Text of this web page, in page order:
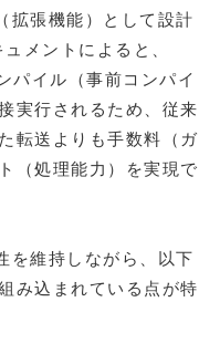
拡張機能）として設計
メントによると、
パイル（事前コンパイ
実行されるため、従来
転送よりも手数料（ガ
（処理能力）を実現で
を維持しながら、以下
み込まれている点が特